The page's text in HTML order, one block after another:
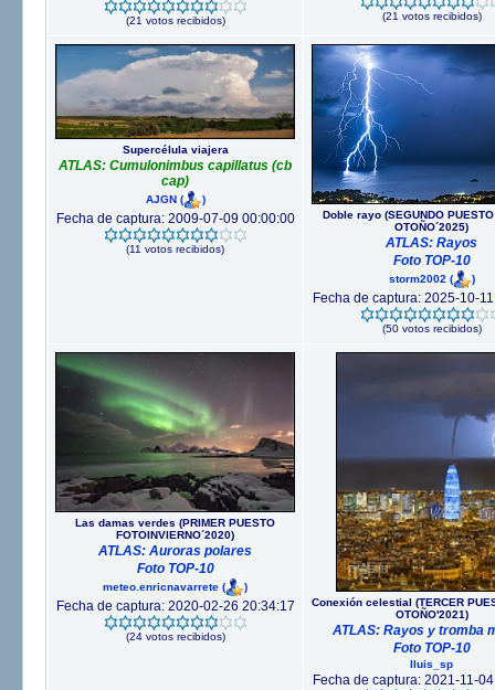
(21 votos recibidos) (21 votos recibidos)
Supercélula viajera
ATLAS: Cumulonimbus capillatus (cb
cap)
AJGN( )
Fecha de captura: 2009-07-09 00:00:00
(11 votos recibidos)
Doble rayo (SEGUNDO
OTOÑO´2025)
ATLAS: Rayos
Foto TOP-10
storm2002 ( )
Fecha de captura: 2025-10-
(50 votos recibidos)
Las damas verdes (PRIMER PUESTO
FOTOINVIERNO´2020)
ATLAS: Auroras polares
Foto TOP-10
meteo.enricnavarrete ( )
Fecha de captura: 2020-02-26 20:34:17
(24 votos recibidos)
Conexión celestial (TERCER
OTOÑO'2021)
ATLAS: Rayos y tromba
Foto TOP-10
lluis_sp
Fecha de captura: 2021-11-